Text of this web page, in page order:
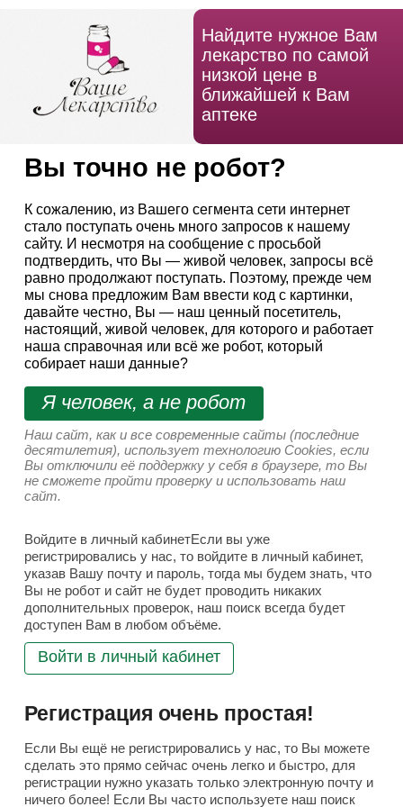
Найдите нужное Вам
лекарство по самой
низкой цене в
ближайшей к Вам
аптеке
Вы точно не робот?
К сожалению, из Вашего сегмента сети интернет
стало поступать очень много запросов к нашему
сайту. И несмотря на сообщение с просьбой
подтвердить, что Вы — живой человек, запросы всё
равно продолжают поступать. Поэтому, прежде чем
мы снова предложим Вам ввести код с картинки,
давайте честно, Вы — наш ценный посетитель,
настоящий, живой человек, для которого и работает
наша справочная или всё же робот, который
собирает наши данные?
Я человек, а не робот
Наш сайт, как и все современные сайты (последние
десятилетия), использует технологию Cookies, если
Вы отключили её поддержку у себя в браузере, то Вы
не сможете пройти проверку и использовать наш
сайт.
Войдите в личный кабинетЕсли вы уже
регистрировались у нас, то войдите в личный кабинет,
указав Вашу почту и пароль, тогда мы будем знать, что
Вы не робот и сайт не будет проводить никаких
дополнительных проверок, наш поиск всегда будет
доступен Вам в любом объёме.
Войти в личный кабинет
Регистрация очень простая!
Если Вы ещё не регистрировались у нас, то Вы можете
сделать это прямо сейчас очень легко и быстро, для
регистрации нужно указать только электронную почту и
ничего более! Если Вы часто используете наш поиск